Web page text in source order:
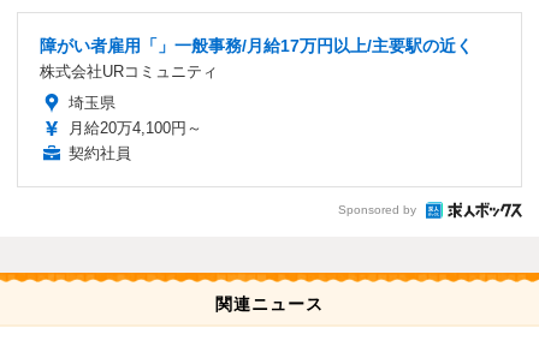
障がい者雇用「」一般事務/月給17万円以上/主要駅の近く
株式会社URコミュニティ
埼玉県
月給20万4,100円～
契約社員
Sponsored by
関連ニュース